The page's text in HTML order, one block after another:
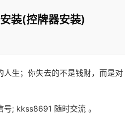
装(控牌器安装)
生；你失去的不是钱财，而是对
; kkss8691 随时交流 。